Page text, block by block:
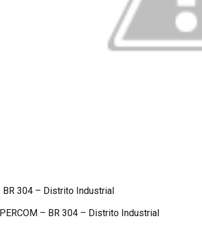
BR 304 – Distrito Industrial
– BR 304 – Distrito Industrial